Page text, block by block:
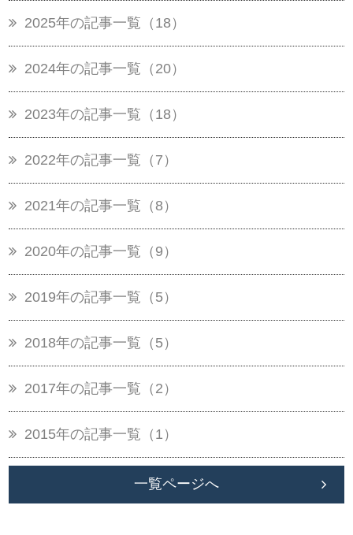
2025年の記事一覧（18）
2024年の記事一覧（20）
2023年の記事一覧（18）
2022年の記事一覧（7）
2021年の記事一覧（8）
2020年の記事一覧（9）
2019年の記事一覧（5）
2018年の記事一覧（5）
2017年の記事一覧（2）
2015年の記事一覧（1）
一覧ページへ